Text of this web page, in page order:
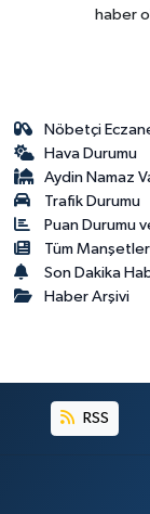
haber
Nöbetçi
Hava Durumu
Aydin Namaz
Trafik Durumu
Puan Durumu
Tüm Manşetler
Son Dakika
Haber Arşivi
RSS